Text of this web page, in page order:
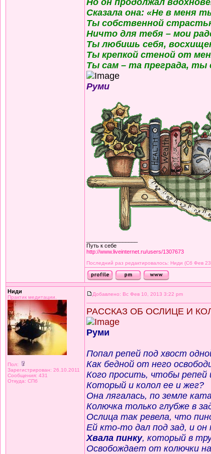
Но он продолжал
Сказала она: «Не в меня
Ты собственной
Ничто для тебя – мои
Ты любишь себя,
Ты крепкой стеной от
Ты сам – та преграда, ты
Руми
Путь к себе
http://www.liveinternet.ru/users/1307673
Последний раз редактировалось: Ниди (Сб Фев
Ниди
Практик медитации.
Пол:
Зарегистрирован: 26.10.2011
Сообщения: 431
Откуда: СПб
Добавлено: Вс Фев 10, 2013 3:22 pm
РАССКАЗ ОБ ОСЛИЦЕ И
Руми
Попал репей под хвост
Как бедной от него
Кого просить, чтобы репей
Который и колол ее и жег?
Она лягалась, по земле
Колючка только глубже в
Ослица так ревела, что
Ей кто-то дал под зад, и он
Хвала пинку, который в
Освобождает от колючки